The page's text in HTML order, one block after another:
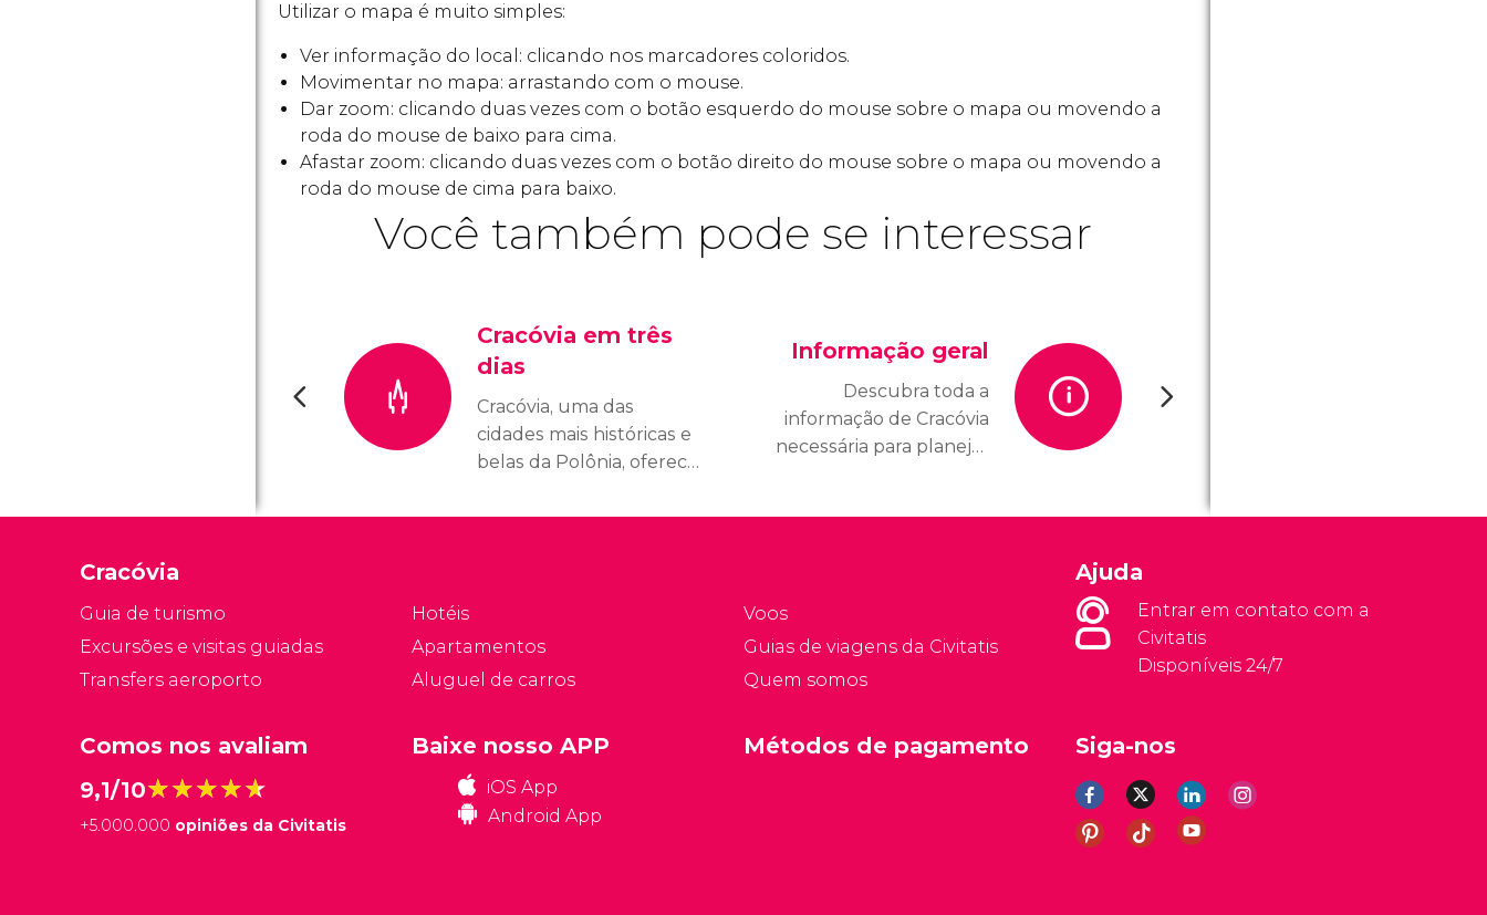
Utilizar o mapa é muito simples:
Ver informação do local: clicando nos marcadores coloridos.
Movimentar no mapa: arrastando com o mouse.
Dar zoom: clicando duas vezes com o botão esquerdo do mouse sobre o mapa ou movendo a
roda do mouse de baixo para cima.
Afastar zoom: clicando duas vezes com o botão direito do mouse sobre o mapa ou movendo a
roda do mouse de cima para baixo.
Você também pode se interessar
Cracóvia em três
dias
Cracóvia, uma das
cidades mais históricas e
belas da Polônia, oferece
aos visitantes. Se você
Informação geral
Descubra toda a
informação de Cracóvia
necessária para planejar
Cracóvia
Guia de turismo
Excursões e visitas guiadas
Transfers aeroporto
Hotéis
Apartamentos
Aluguel de carros
Voos
Guias de viagens da Civitatis
Quem somos
Ajuda
Entrar em contato com a
Civitatis
Disponíveis 24/7
Comos nos avaliam
9,1/10★★★★★
★★★★★
+5.000.000 opiniões da Civitatis
Siga-nos
Baixe nosso APP
iOS App
Android App
Métodos de pagamento